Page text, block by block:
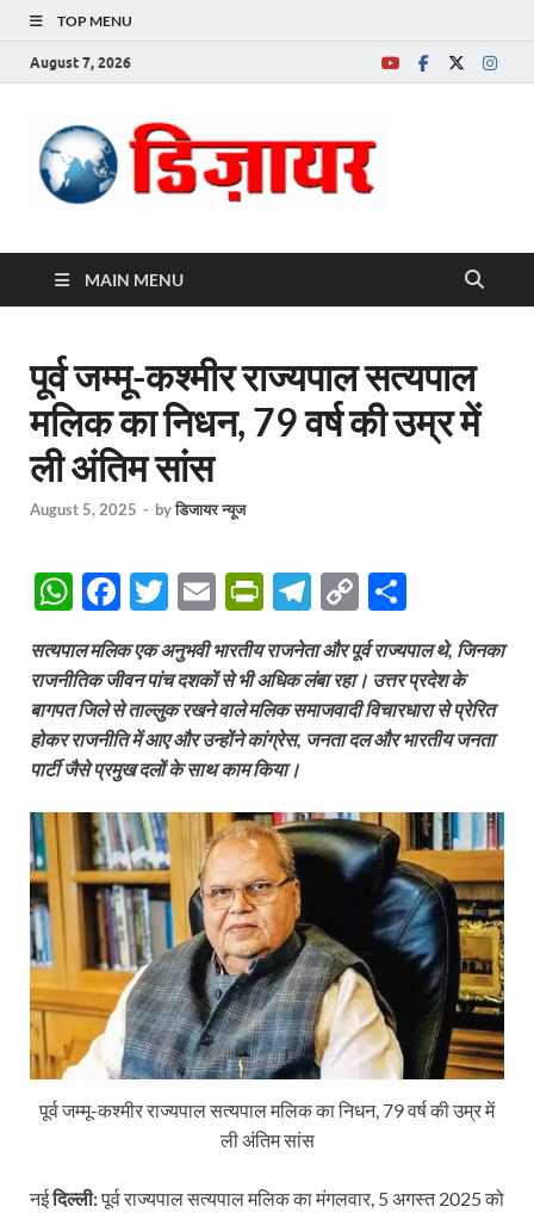
TOP MENU
August 7, 2026
MAIN MENU
पूर्व जम्मू-कश्मीर राज्यपाल सत्यपाल
मलिक का निधन, 79 वर्ष की उम्र में
ली अंतिम सांस
August 5, 2025 - byडिजायर न्यूज
W
at
s
A
p
p
F
e
b
o
o
k
T
itt
er
E
m
ail
P
nt
Fr
ie
n
dl
y
T
el
e
gr
a
C
o
p
y
Li
k
ar
e
सत्यपाल मलिक एक अनुभवी भारतीय राजनेता और पूर्व राज्यपाल थे, जिनका
राजनीतिक जीवन पांच दशकों से भी अधिक लंबा रहा। उत्तर प्रदेश के
बागपत जिले से ताल्लुक रखने वाले मलिक समाजवादी विचारधारा से प्रेरित
होकर राजनीति में आए और उन्होंने कांग्रेस, जनता दल और भारतीय जनता
पार्टी जैसे प्रमुख दलों के साथ काम किया।
पूर्व जम्मू-कश्मीर राज्यपाल सत्यपाल मलिक का निधन, 79 वर्ष की उम्र में
ली अंतिम सांस
नईदिल्ली:पूर्व राज्यपाल सत्यपाल मलिक का मंगलवार, 5 अगस्त 2025 को